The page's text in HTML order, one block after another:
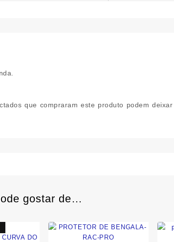
que compraram este produto podem deixar
gostar de…